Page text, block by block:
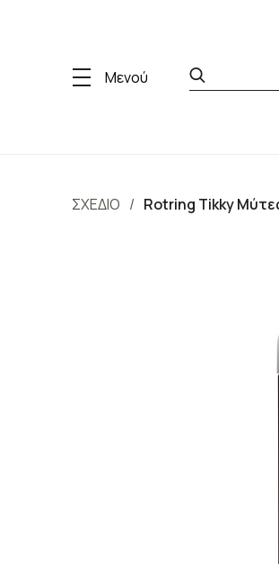
Μενού
ΣΧΕΔΙΟ Rotring Tikky